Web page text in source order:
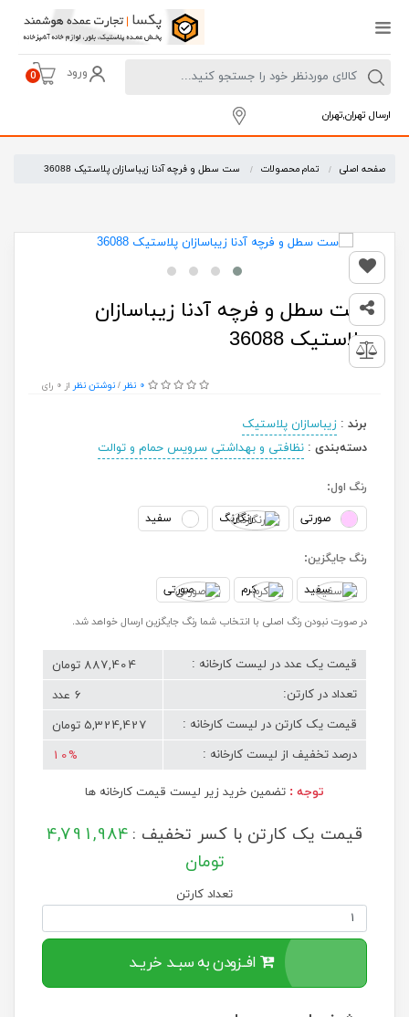
ورود 0
ارسال تهران,تهران
صفحه اصلی تمام محصولات ست سطل و فرچه آدنا زیباسازان پلاستیک 36088
ست سطل و فرچه آدنا زیباسازان
پلاستیک 36088
0 نظر / نوشتن نظر از 0 رای
برند : زیباسازان پلاستیک
دسته‌بندی : نظافتی و بهداشتی سرویس حمام و توالت
رنگ اول:
صورتی
رنگارنگ سفید
رنگ جایگزین:
سفید
کرم صورتی
در صورت نبودن رنگ اصلی با انتخاب شما رنگ جایگزین ارسال خواهد شد.
قیمت یک عدد در لیست کارخانه : 887,404 تومان
تعداد در کارتن: 6 عدد
قیمت یک کارتن در لیست کارخانه : 5,324,427 تومان
درصد تخفیف از لیست کارخانه : 10%
توجه : تضمین خرید زیر لیست قیمت کارخانه ها
قیمت یک کارتن با کسر تخفیف :4,791,984
تومان
تعداد کارتن
افــزودن به سبــد خریــد